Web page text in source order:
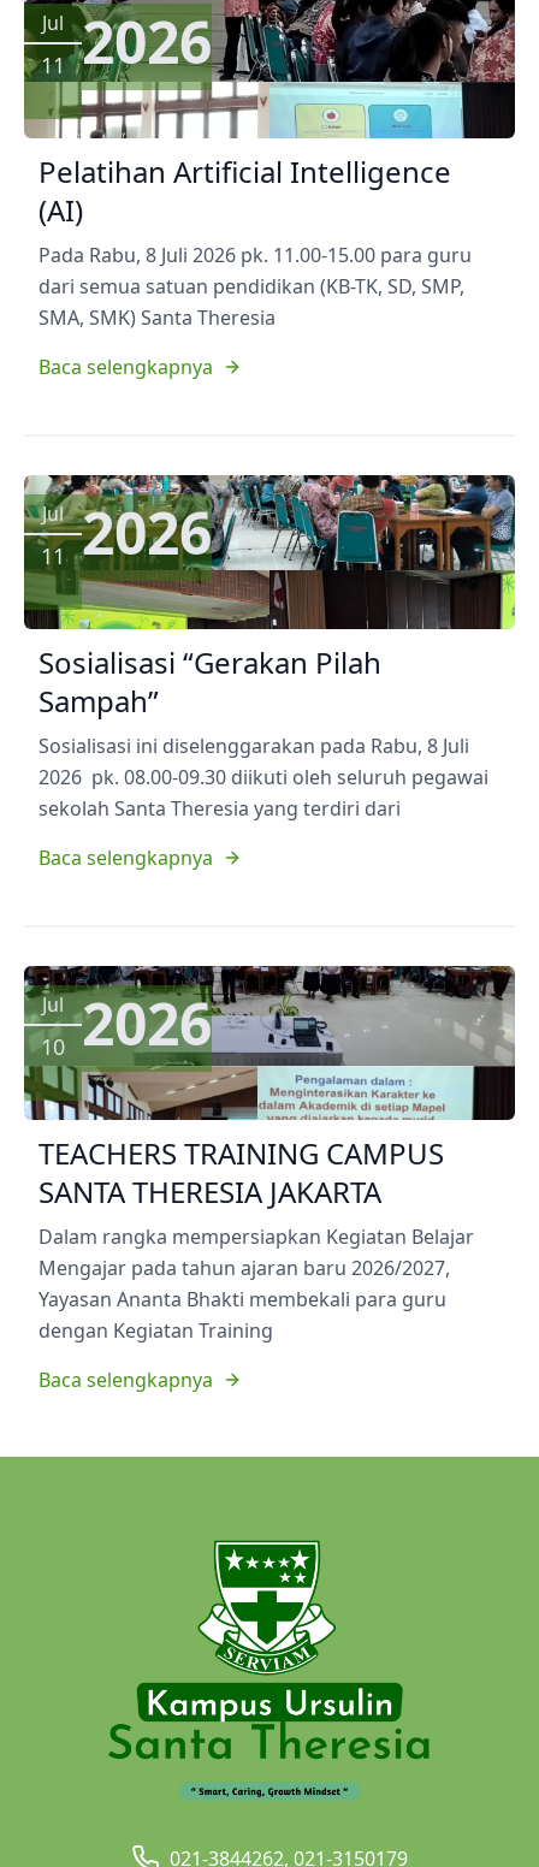
Jul
11 2026
Pelatihan Artificial Intelligence
(AI)
Pada Rabu, 8 Juli 2026 pk. 11.00-15.00 para guru
dari semua satuan pendidikan (KB-TK, SD, SMP,
SMA, SMK) Santa Theresia
Baca selengkapnya
Jul
11 2026
Sosialisasi “Gerakan Pilah
Sampah”
Sosialisasi ini diselenggarakan pada Rabu, 8 Juli
2026 pk. 08.00-09.30 diikuti oleh seluruh pegawai
sekolah Santa Theresia yang terdiri dari
Baca selengkapnya
Jul
10 2026
TEACHERS TRAINING CAMPUS
SANTA THERESIA JAKARTA
Dalam rangka mempersiapkan Kegiatan Belajar
Mengajar pada tahun ajaran baru 2026/2027,
Yayasan Ananta Bhakti membekali para guru
dengan Kegiatan Training
Baca selengkapnya
021-3844262, 021-3150179